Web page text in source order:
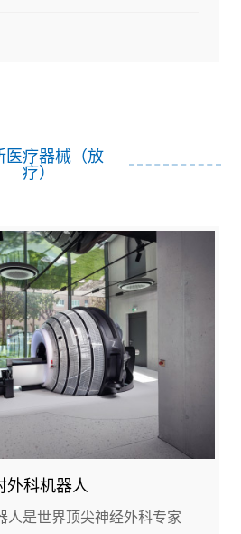
医疗器械（放
疗）
外科机器人
人是世界顶尖神经外科专家